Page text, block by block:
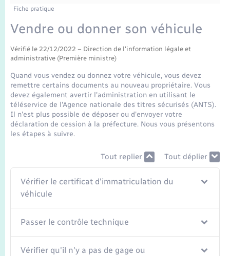
Mariage – PACS
Parrainage civil
Recensement
Fiche pratique
Vendre ou donner son véhicule
Vérifié le 22/12/2022 – Direction de l'information légale et
administrative (Première ministre)
Quand vous vendez ou donnez votre véhicule, vous devez
remettre certains documents au nouveau propriétaire. Vous
devez également avertir l'administration en utilisant le
téléservice de l'Agence nationale des titres sécurisés (ANTS).
Il n'est plus possible de déposer ou d'envoyer votre
déclaration de cession à la préfecture. Nous vous présentons
les étapes à suivre.
Tout replier Tout déplier
Vérifier le certificat d'immatriculation du
véhicule
Passer le contrôle technique
Vérifier qu'il n'y a pas de gage ou